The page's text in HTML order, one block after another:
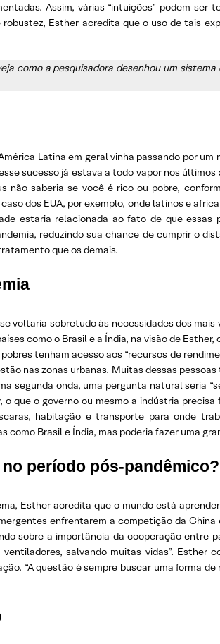
Assim, várias “intuições” podem
Esther acredita que o uso de tais
como a pesquisadora desenhou um
Latina em geral vinha passando por
sucesso já estava a todo vapor nos
não saberia se você é rico ou pobre,
dos EUA, por exemplo, onde latinos e
estaria relacionada ao fato de que essas
reduzindo sua chance de cumprir o
que os demais.
voltaria sobretudo às necessidades dos
como o Brasil e a Índia, na visão de
tenham acesso aos “recursos de
nas zonas urbanas. Muitas dessas
segunda onda, uma pergunta natural seria
que o governo ou mesmo a indústria
habitação e transporte para onde
Brasil e Índia, mas poderia fazer uma
período pós-pandêmico?
Esther acredita que o mundo está
enfrentarem a competição da
sobre a importância da cooperação entre
salvando muitas vidas”. Esther
“A questão é sempre buscar uma forma